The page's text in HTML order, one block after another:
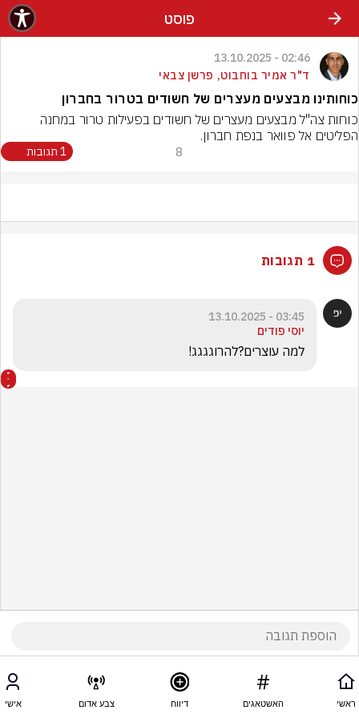
פוסט
02:46 - 13.10.2025
ד"ר אמיר בוחבוט, פרשן צבאי
כוחותינו מבצעים מעצרים של חשודים בטרור בחברון
הפליטים אל פוואר בנפת חברון.
8 1 תגובות
1 תגובות
03:45 - 13.10.2025
יוסי פודים
למה עוצרים?להרוגגגג!
ראשי האשטאגים דיווח צבע אדום אישי